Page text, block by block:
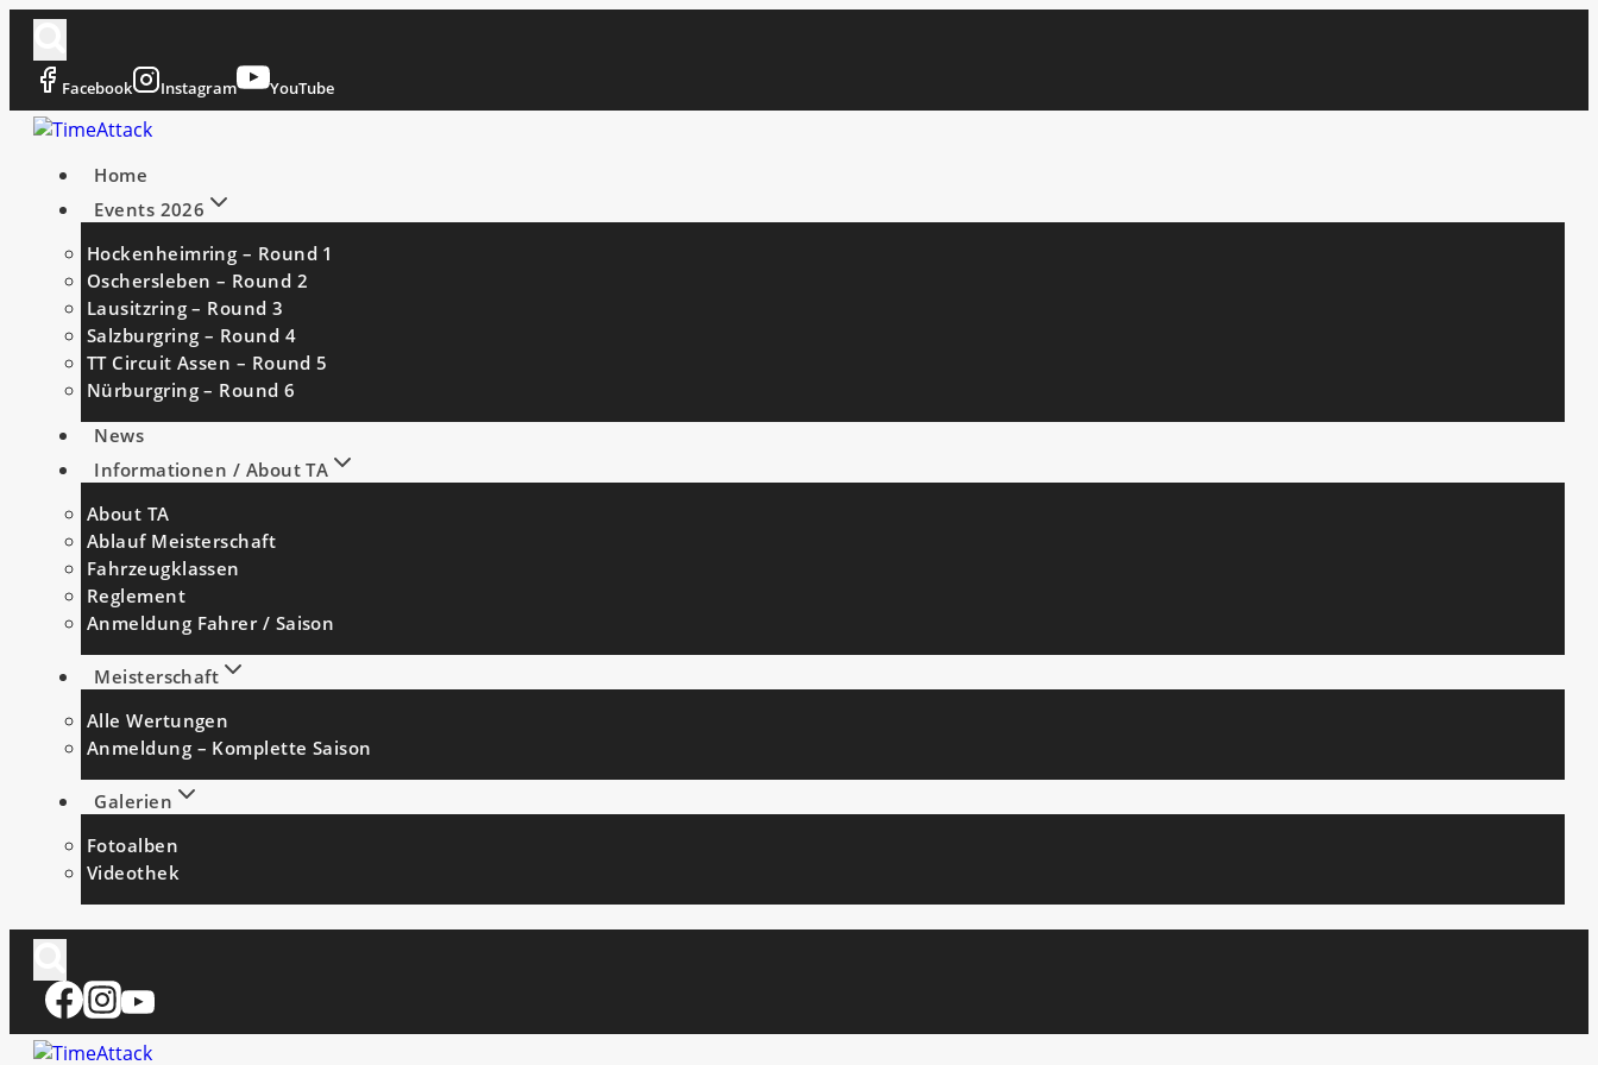
Zum
springen
Facebook Instagram YouTube
Home
Events 2026
Hockenheimring – Round 1
Oschersleben – Round 2
Lausitzring – Round 3
Salzburgring – Round 4
TT Circuit Assen – Round 5
Nürburgring – Round 6
News
Informationen / About TA
About TA
Ablauf Meisterschaft
Fahrzeugklassen
Reglement
Anmeldung Fahrer / Saison
Meisterschaft
Alle Wertungen
Anmeldung – Komplette Saison
Galerien
Fotoalben
Videothek